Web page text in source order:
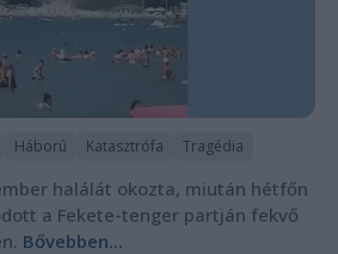
Háború Katasztrófa Tragédia
halálát okozta, miután hétfőn
a Fekete-tenger partján fekvő
Bővebben...